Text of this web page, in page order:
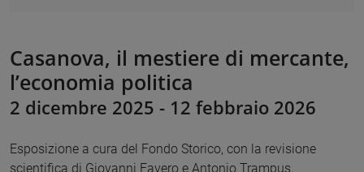
Casanova, il mestiere di mercante,
l’economia politica
2 dicembre 2025 - 12 febbraio 2026
Esposizione a cura del Fondo Storico, con la revisione
scientifica di Giovanni Favero e Antonio Trampus.